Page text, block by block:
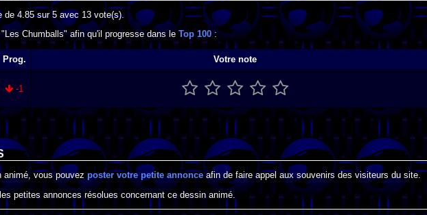
de 4.85sur5 avec 13 vote(s).
Chumballs" afin qu'il progresse dans le Top 100:
Prog. Votre note
-1
vous pouvez poster votre petite annonceafin de faire appel aux souvenirs des visiteurs du site.
petites annonces résolues concernant ce dessin animé.